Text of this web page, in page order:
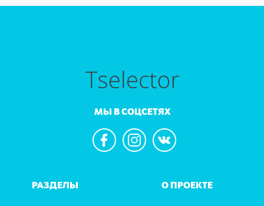
РАЗДЕЛЫ О ПРОЕКТЕ
МЫ В СОЦСЕТЯХ